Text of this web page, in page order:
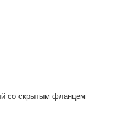
со скрытым фланцем